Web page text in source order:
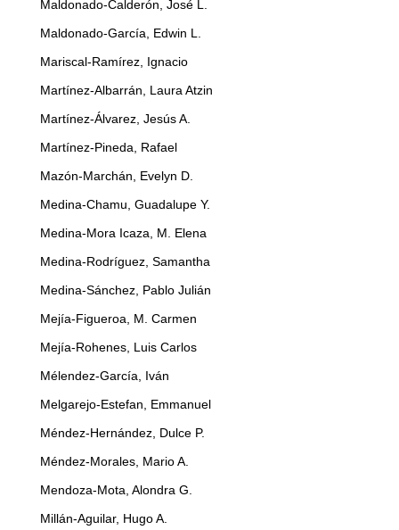
Maldonado-Calderón, José L.
Maldonado-García, Edwin L.
Mariscal-Ramírez, Ignacio
Martínez-Albarrán, Laura Atzin
Martínez-Álvarez, Jesús A.
Martínez-Pineda, Rafael
Mazón-Marchán, Evelyn D.
Medina-Chamu, Guadalupe Y.
Medina-Mora Icaza, M. Elena
Medina-Rodríguez, Samantha
Medina-Sánchez, Pablo Julián
Mejía-Figueroa, M. Carmen
Mejía-Rohenes, Luis Carlos
Mélendez-García, Iván
Melgarejo-Estefan, Emmanuel
Méndez-Hernández, Dulce P.
Méndez-Morales, Mario A.
Mendoza-Mota, Alondra G.
Millán-Aguilar, Hugo A.